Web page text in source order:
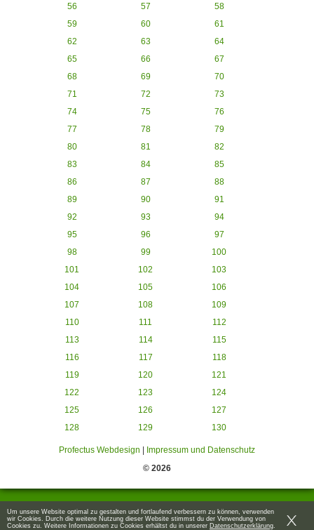
56
57
58
59
60
61
62
63
64
65
66
67
68
69
70
71
72
73
74
75
76
77
78
79
80
81
82
83
84
85
86
87
88
89
90
91
92
93
94
95
96
97
98
99
100
101
102
103
104
105
106
107
108
109
110
111
112
113
114
115
116
117
118
119
120
121
122
123
124
125
126
127
128
129 130
Profectus Webdesign
Impressum und Datenschutz
© 2026
Um unsere Website optimal zu gestalten und fortlaufend verbessern zu können, verwenden
wir Cookies. Durch die weitere Nutzung dieser Website stimmst du der Verwendung von
Cookies zu. Weitere Informationen zu Cookies erhältst du in unserer Datenschutzerklärung.